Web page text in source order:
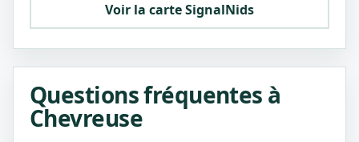
Voir la carte SignalNids
Questions fréquentes à
Chevreuse